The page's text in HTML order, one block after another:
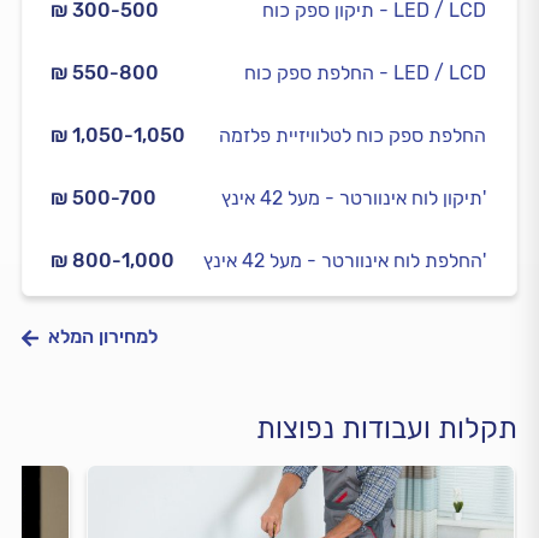
₪ 300-500 תיקון ספק כוח - LED / LCD
₪ 550-800 החלפת ספק כוח - LED / LCD
₪ 1,050-1,050 החלפת ספק כוח לטלוויזיית פלזמה
₪ 500-700 תיקון לוח אינוורטר - מעל 42 אינץ'
₪ 800-1,000 החלפת לוח אינוורטר - מעל 42 אינץ'
למחירון המלא
תקלות ועבודות נפוצות